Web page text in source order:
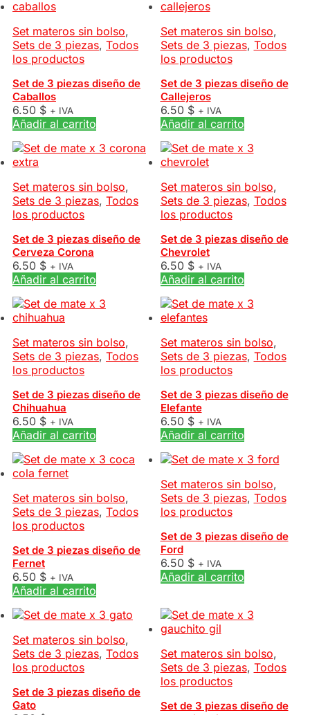
Set materos sin bolso,
Sets de 3 piezas, Todos
los productos
Set de 3 piezas diseño de
Caballos
6.50 $ + IVA
Añadir al carrito
Set materos sin bolso,
Sets de 3 piezas, Todos
los productos
Set de 3 piezas diseño de
Callejeros
6.50 $ + IVA
Añadir al carrito
Set materos sin bolso,
Sets de 3 piezas, Todos
los productos
Set de 3 piezas diseño de
Cerveza Corona
6.50 $ + IVA
Añadir al carrito
Set materos sin bolso,
Sets de 3 piezas, Todos
los productos
Set de 3 piezas diseño de
Chevrolet
6.50 $ + IVA
Añadir al carrito
Set materos sin bolso,
Sets de 3 piezas, Todos
los productos
Set de 3 piezas diseño de
Chihuahua
6.50 $ + IVA
Añadir al carrito
Set materos sin bolso,
Sets de 3 piezas, Todos
los productos
Set de 3 piezas diseño de
Elefante
6.50 $ + IVA
Añadir al carrito
Set materos sin bolso,
Sets de 3 piezas, Todos
los productos
Set de 3 piezas diseño de
Fernet
6.50 $ + IVA
Añadir al carrito
Set materos sin bolso,
Sets de 3 piezas, Todos
los productos
Set de 3 piezas diseño de
Ford
6.50 $ + IVA
Añadir al carrito
Set materos sin bolso,
Sets de 3 piezas, Todos
los productos
Set de 3 piezas diseño de
Gato
Set materos sin bolso,
Sets de 3 piezas, Todos
los productos
Set de 3 piezas diseño de